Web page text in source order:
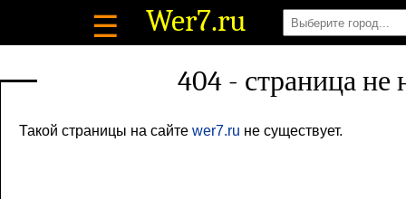
☰ Wer7.ru
404 - страница не
Такой страницы на сайте wer7.ru не существует.